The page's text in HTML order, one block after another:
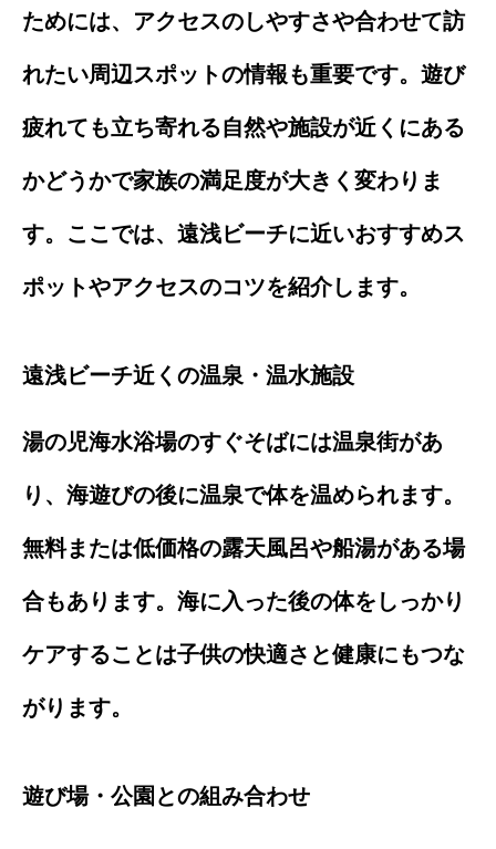
ためには、アクセスのしやすさや合わせて訪
れたい周辺スポットの情報も重要です。遊び
疲れても立ち寄れる自然や施設が近くにある
かどうかで家族の満足度が大きく変わりま
す。ここでは、遠浅ビーチに近いおすすめス
ポットやアクセスのコツを紹介します。
遠浅ビーチ近くの温泉・温水施設
湯の児海水浴場のすぐそばには温泉街があ
り、海遊びの後に温泉で体を温められます。
無料または低価格の露天風呂や船湯がある場
合もあります。海に入った後の体をしっかり
ケアすることは子供の快適さと健康にもつな
がります。
遊び場・公園との組み合わせ